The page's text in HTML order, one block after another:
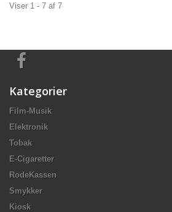
Viser 1 - 7 af 7
Kategorier
Film-Musik
Elektronik
Tobak
E-Cigaretter
RodeKassen
Smykker
Kiosk